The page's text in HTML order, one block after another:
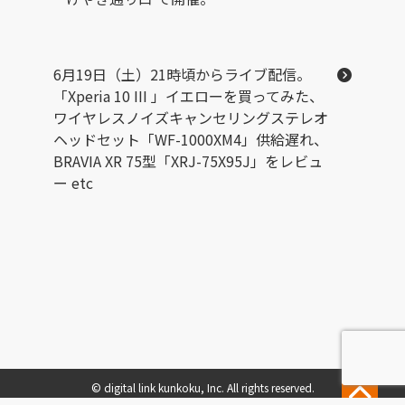
6月19日（土）21時頃からライブ配信。
「Xperia 10 III 」イエローを買ってみた、
ワイヤレスノイズキャンセリングステレオ
ヘッドセット「WF-1000XM4」供給遅れ、
BRAVIA XR 75型「XRJ-75X95J」をレビュ
ー etc
© digital link kunkoku, Inc. All rights reserved.